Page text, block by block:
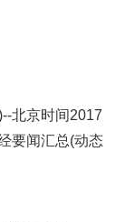
北京时间2017
要闻汇总(动态